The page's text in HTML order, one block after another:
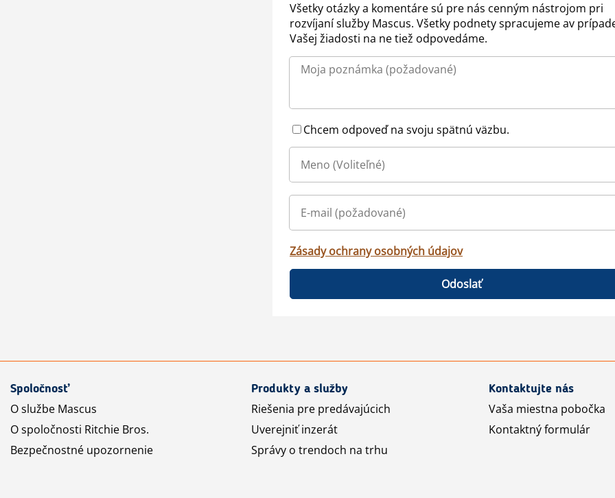
Všetky otázky a komentáre sú pre nás cenným nástrojom pri
rozvíjaní služby Mascus. Všetky podnety spracujeme av
Vašej žiadosti na ne tiež odpovedáme.
Chcem odpoveď na svoju spätnú väzbu.
Zásady ochrany osobných údajov
Odoslať
Spoločnosť
O službe Mascus
O spoločnosti Ritchie Bros.
Bezpečnostné upozornenie
Produkty a služby
Riešenia pre predávajúcich
Uverejniť inzerát
Správy o trendoch na trhu
Kontaktujte nás
Vaša miestna pobočka
Kontaktný formulár